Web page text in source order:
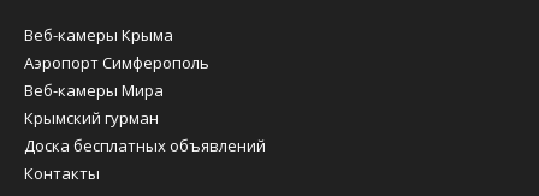
Веб-камеры Крыма
Аэропорт Симферополь
Веб-камеры Мира
Крымский гурман
Доска бесплатных объявлений
Контакты